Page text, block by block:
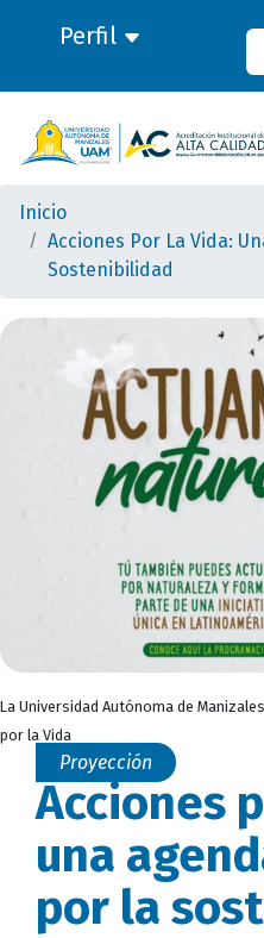
Perfil
Inicio
Acciones Por La Vida:
Sostenibilidad
La Universidad Autónoma de
por la Vida
Proyección
Acciones
una
por la